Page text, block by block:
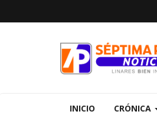
INICIO CRÓNICA